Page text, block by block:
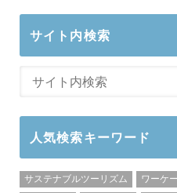
サイト内検索
人気検索キーワード
サステナブルツーリズム ワーケ